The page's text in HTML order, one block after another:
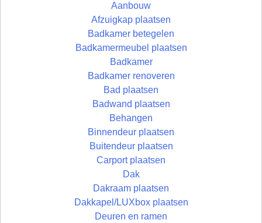
Aanbouw
Afzuigkap plaatsen
Badkamer betegelen
Badkamermeubel plaatsen
Badkamer
Badkamer renoveren
Bad plaatsen
Badwand plaatsen
Behangen
Binnendeur plaatsen
Buitendeur plaatsen
Carport plaatsen
Dak
Dakraam plaatsen
Dakkapel/LUXbox plaatsen
Deuren en ramen